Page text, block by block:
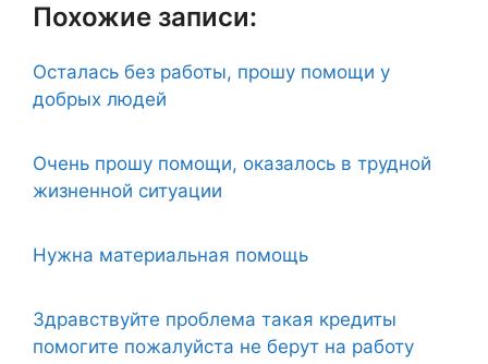
Похожие записи:
Осталась без работы, прошу помощи у
добрых людей
Очень прошу помощи, оказалось в трудной
жизненной ситуации
Нужна материальная помощь
Здравствуйте проблема такая кредиты
помогите пожалуйста не берут на работу